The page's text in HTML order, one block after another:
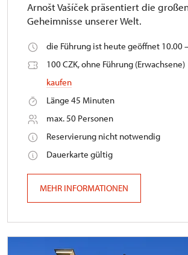
Arnošt Vašíček präsentiert die
Geheimnisse unserer Welt.
die Führung ist heute geöffnet 10.00
100 CZK, ohne Führung (Erwachsene)
kaufen
Länge 45 Minuten
max. 50 Personen
Reservierung nicht notwendig
Dauerkarte gültig
MEHR INFORMATIONEN